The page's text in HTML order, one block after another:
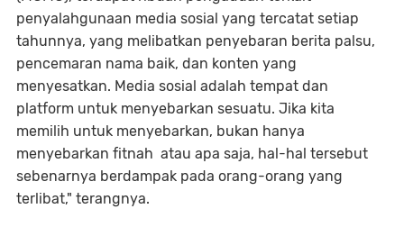
penyalahgunaan media sosial yang tercatat setiap
tahunnya, yang melibatkan penyebaran berita palsu,
pencemaran nama baik, dan konten yang
menyesatkan. Media sosial adalah tempat dan
platform untuk menyebarkan sesuatu. Jika kita
memilih untuk menyebarkan, bukan hanya
menyebarkan fitnah atau apa saja, hal-hal tersebut
sebenarnya berdampak pada orang-orang yang
terlibat," terangnya.